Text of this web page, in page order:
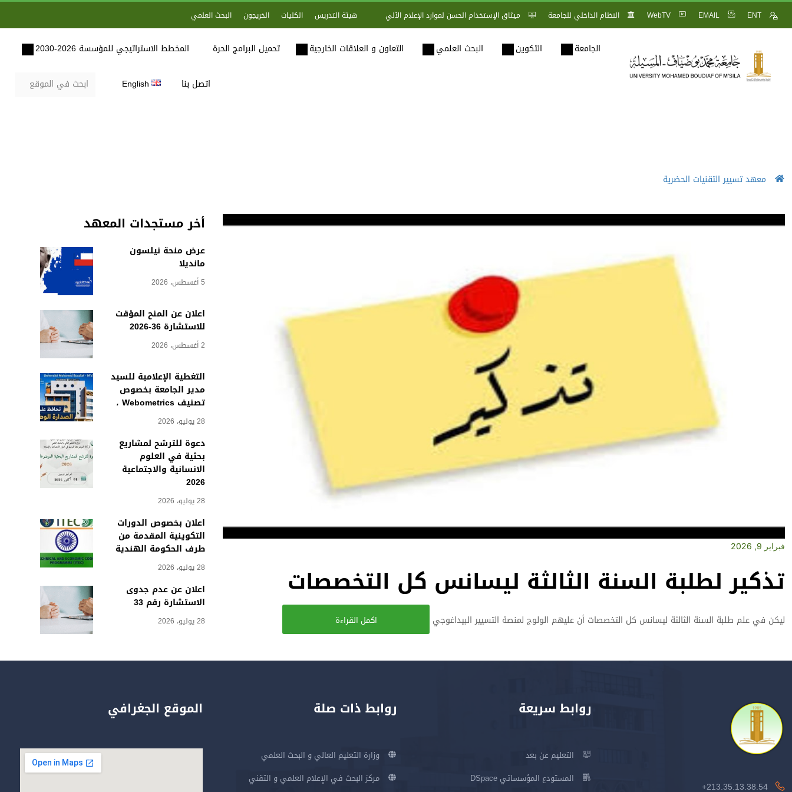
ENT
EMAIL
WebTV النظام الداخلي للجامعة ميثاق الإستخدام الحسن لموارد الإعلام الآلي هيئة التدريس الكليات الخريجون البحث العلمي
الجامعة التكوين البحث العلمي التعاون و العلاقات الخارجية تحميل البرامج الحرة المخطط الاستراتيجي للمؤسسة 2026-2030
اتصل بنا English
معهد تسيير التقنيات الحضرية
أخر مستجدات المعهد
عرض منحة نيلسون
مانديلا
5 أغسطس، 2026
اعلان عن المنح المؤقت
للاستشارة 36-2026
2 أغسطس، 2026
التغطية الإعلامية للسيد
مدير الجامعة بخصوص
تصنيف Webometrics ،
28 يوليو، 2026
دعوة للترشح لمشاريع
بحثية في العلوم
الانسانية والاجتماعية
2026
28 يوليو، 2026
اعلان بخصوص الدورات
التكوينية المقدمة من
طرف الحكومة الهندية
28 يوليو، 2026
اعلان عن عدم جدوى
الاستشارة رقم 33
28 يوليو، 2026
فبراير 9, 2026
تذكير لطلبة السنة الثالثة ليسانس كل التخصصات
ليكن في علم طلبة السنة الثالثة ليسانس كل التخصصات أن عليهم الولوج لمنصة التسيير البيداغوجي اكمل القراءة
213.35.13.38.54+
روابط سريعة
التعليم عن بعد
المستودع المؤسساتي DSpace
روابط ذات صلة
وزارة التعليم العالي و البحث العلمي
مركز البحث في الإعلام العلمي و التقني
الموقع الجغرافي